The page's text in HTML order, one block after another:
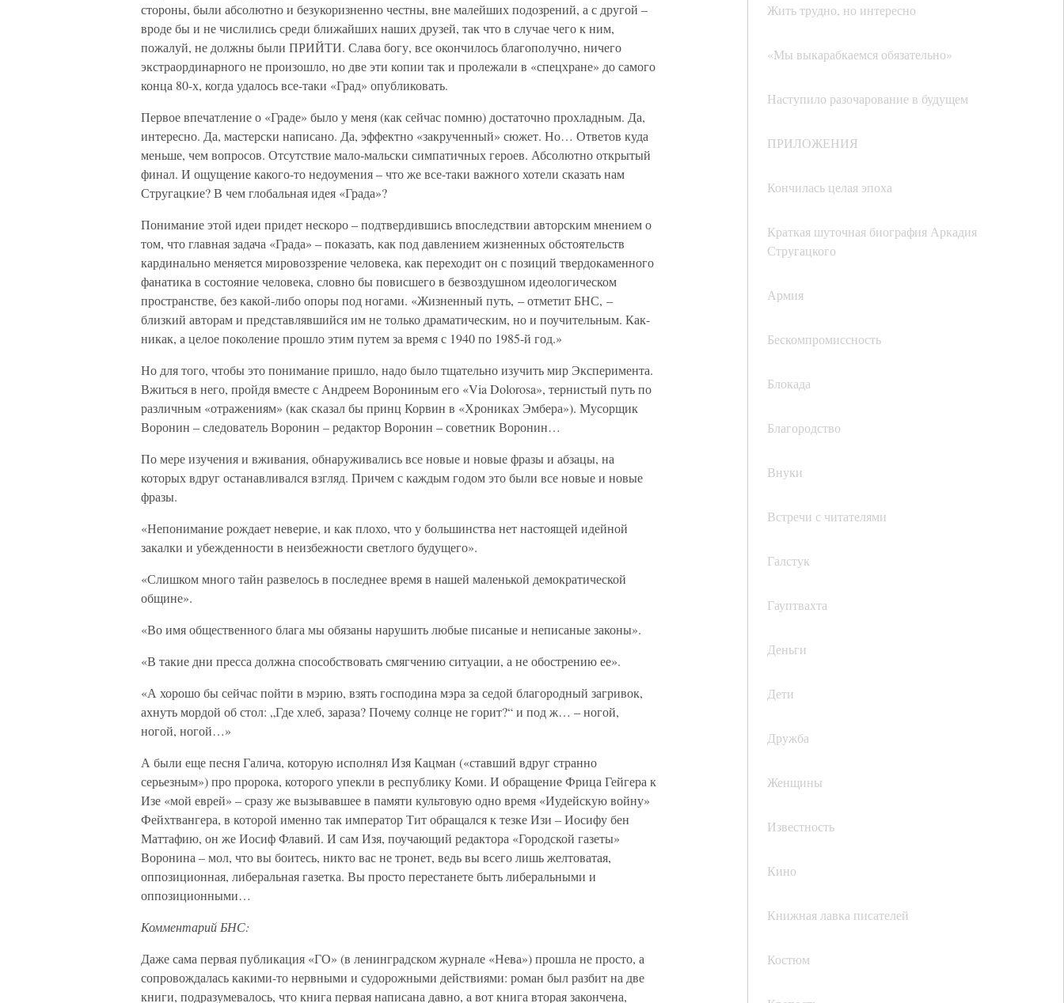
Жить трудно, но интересно
«Мы выкарабкаемся обязательно»
Наступило разочарование в будущем
ПРИЛОЖЕНИЯ
Кончилась целая эпоха
Краткая шуточная биография Аркадия
Стругацкого
Армия
Бескомпромиссность
Блокада
Благородство
Внуки
Встречи с читателями
Галстук
Гауптвахта
Деньги
Дети
Дружба
Женщины
Известность
Кино
Книжная лавка писателей
Костюм
стороны, были абсолютно и безукоризненно честны, вне малейших подозрений, а с другой –
вроде бы и не числились среди ближайших наших друзей, так что в случае чего к ним,
пожалуй, не должны были ПРИЙТИ. Слава богу, все окончилось благополучно, ничего
экстраординарного не произошло, но две эти копии так и пролежали в «спецхране» до самого
конца 80-х, когда удалось все-таки «Град» опубликовать.
Первое впечатление о «Граде» было у меня (как сейчас помню) достаточно прохладным. Да,
интересно. Да, мастерски написано. Да, эффектно «закрученный» сюжет. Но… Ответов куда
меньше, чем вопросов. Отсутствие мало-мальски симпатичных героев. Абсолютно открытый
финал. И ощущение какого-то недоумения – что же все-таки важного хотели сказать нам
Стругацкие? В чем глобальная идея «Града»?
Понимание этой идеи придет нескоро – подтвердившись впоследствии авторским мнением о
том, что главная задача «Града» – показать, как под давлением жизненных обстоятельств
кардинально меняется мировоззрение человека, как переходит он с позиций твердокаменного
фанатика в состояние человека, словно бы повисшего в безвоздушном идеологическом
пространстве, без какой-либо опоры под ногами. «Жизненный путь, – отметит БНС, –
близкий авторам и представлявшийся им не только драматическим, но и поучительным. Как-
никак, а целое поколение прошло этим путем за время с 1940 по 1985-й год.»
Но для того, чтобы это понимание пришло, надо было тщательно изучить мир Эксперимента.
Вжиться в него, пройдя вместе с Андреем Ворониным его «Via Dolorosa», тернистый путь по
различным «отражениям» (как сказал бы принц Корвин в «Хрониках Эмбера»). Мусорщик
Воронин – следователь Воронин – редактор Воронин – советник Воронин…
По мере изучения и вживания, обнаруживались все новые и новые фразы и абзацы, на
которых вдруг останавливался взгляд. Причем с каждым годом это были все новые и новые
фразы.
«Непонимание рождает неверие, и как плохо, что у большинства нет настоящей идейной
закалки и убежденности в неизбежности светлого будущего».
«Слишком много тайн развелось в последнее время в нашей маленькой демократической
общине».
«Во имя общественного блага мы обязаны нарушить любые писаные и неписаные законы».
«В такие дни пресса должна способствовать смягчению ситуации, а не обострению ее».
«А хорошо бы сейчас пойти в мэрию, взять господина мэра за седой благородный загривок,
ахнуть мордой об стол: „Где хлеб, зараза? Почему солнце не горит?“ и под ж… – ногой,
ногой, ногой…»
А были еще песня Галича, которую исполнял Изя Кацман («ставший вдруг странно
серьезным») про пророка, которого упекли в республику Коми. И обращение Фрица Гейгера к
Изе «мой еврей» – сразу же вызывавшее в памяти культовую одно время «Иудейскую войну»
Фейхтвангера, в которой именно так император Тит обращался к тезке Изи – Иосифу бен
Маттафию, он же Иосиф Флавий. И сам Изя, поучающий редактора «Городской газеты»
Воронина – мол, что вы боитесь, никто вас не тронет, ведь вы всего лишь желтоватая,
оппозиционная, либеральная газетка. Вы просто перестанете быть либеральными и
оппозиционными…
Комментарий БНС:
Даже сама первая публикация «ГО» (в ленинградском журнале «Нева») прошла не просто, а
сопровождалась какими-то нервными и судорожными действиями: роман был разбит на две
книги, подразумевалось, что книга первая написана давно, а вот книга вторая закончена,